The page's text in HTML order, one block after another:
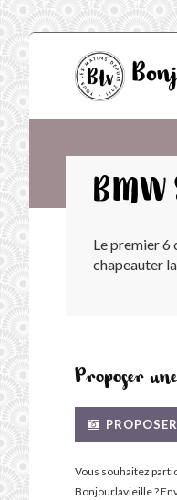
BMW
Le premier 6
chapeauter
Proposer
Vous souhaitez
Bonjourlavieille ?